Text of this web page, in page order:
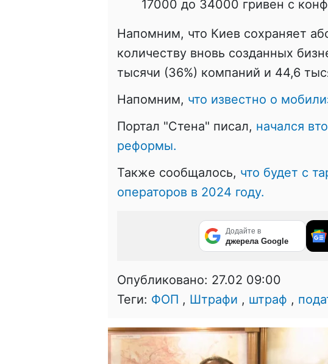
17000 до 34000 гривен с
Напомним, что Киев сохраняет
количеству вновь созданных
тысячи (36%) компаний и 44,6
Напомним, что известно о
Портал "Стена" писал, начался
реформы.
Также сообщалось, что будет с
операторов в 2024 году.
Додайте в
джерела Google
Опубликовано: 27.02 09:00
Теги: ФОП , Штрафи , штраф ,